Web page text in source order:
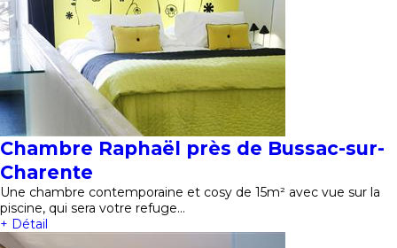
Chambre Raphaël près de Bussac-sur-
Charente
Une chambre contemporaine et cosy de 15m² avec vue sur la
piscine, qui sera votre refuge…
+ Détail